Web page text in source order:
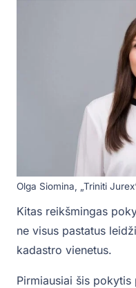
Olga Siomina, „Triniti
Kitas reikšmingas
ne visus pastatus
kadastro vienetus.
Pirmiausiai šis